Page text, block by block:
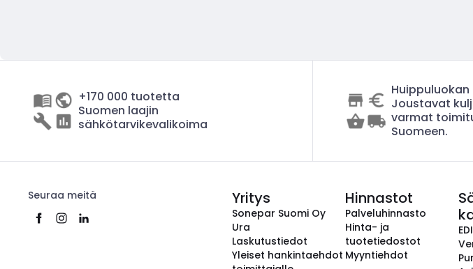
+170 000 tuotetta
Suomen laajin
sähkötarvikevalikoima
Joustavat
varmat
Suomeen.
Seuraa meitä Yritys
Sonepar Suomi Oy
Ura
Laskutustiedot
Yleiset hankintaehdot
Hinnastot
Palveluhinnasto
Hinta- ja
tuotetiedostot
Myyntiehdot